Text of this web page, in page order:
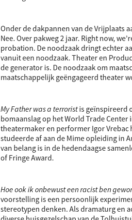
Onder de dakpannen van de Vrijplaats
Nee. Over pakweg 2 jaar. Right now,
probation. De noodzaak dringt echter
vanuìt een noodzaak. Theater en
de generator is. De noodzaak om
maatschappelijk geëngageerd theater
My Father was a terroristis geïnspireerd
bomaanslag op het World Trade
theatermaker en performer Igor Vrebac
studeerde af aan de Mime opleiding in
van belang is in de hedendaagse
of Fringe Award.
Hoe ook ik onbewust een racist ben
voorstelling is een persoonlijk
stereotypen denken. Als dramaturg en